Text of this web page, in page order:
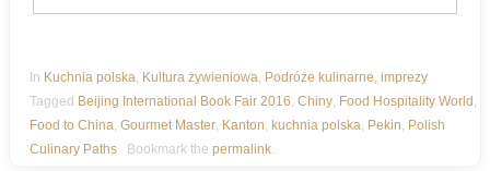
In Kuchnia polska Kultura żywieniowa Podróże kulinarne, imprezy
Tagged Beijing International Book Fair 2016 Chiny Food Hospitality World
Food to China Gourmet Master Kanton kuchnia polska Pekin Polish
Culinary Paths Bookmark the permalink